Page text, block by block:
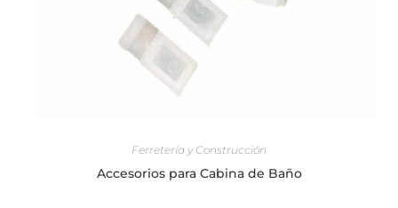
Ferretería y Construcción
Accesorios para Cabina de Baño